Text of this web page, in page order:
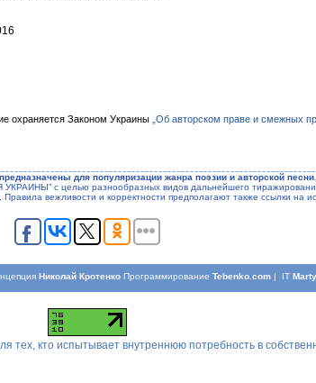
охраняется Законом Украины „Об авторском праве и смежных
для популяризации жанра поэзии и авторской песни.
с целью разнообразных видов дальнейшего
вежливости и корректности предполагают также ссылки на
Николай Кротенко ПрограммированиеTebenko.com | IT
тех, кто испытывает внутреннюю потребность в